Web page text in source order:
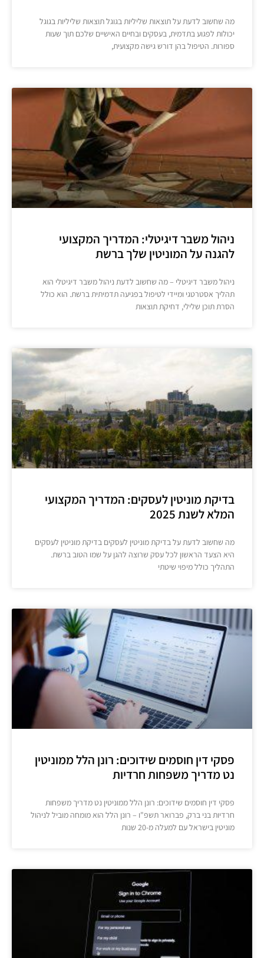
מה שחשוב לדעת על תוצאות שליליות בגוגל תוצאות שליליות בגוגל
יכולות לפגוע בתדמית, בעסקים ובחיים האישיים שלכם תוך שעות
ספורות. הטיפול בהן דורש גישה מקצועית,
ניהול משבר דיגיטלי: המדריך המקצועי
להגנה על המוניטין שלך ברשת
ניהול משבר דיגיטלי – מה שחשוב לדעת ניהול משבר דיגיטלי הוא
תהליך אסטרטגי ומיידי לטיפול בפגיעה תדמיתית ברשת. הוא כולל
הסרת תוכן שלילי, דחיקת תוצאות
בדיקת מוניטין לעסקים: המדריך המקצועי
המלא לשנת 2025
מה שחשוב לדעת על בדיקת מוניטין לעסקים בדיקת מוניטין לעסקים
היא הצעד הראשון לכל עסק שרוצה להגן על שמו הטוב ברשת.
התהליך כולל מיפוי שיטתי
פסקי דין חוסמים שידוכים: רונן הלל ממוניטין
נט מדריך משפחות חרדיות
פסקי דין חוסמים שידוכים: רונן הלל ממוניטין נט מדריך משפחות
חרדיות בני ברק, פברואר תשפ"ו – רונן הלל הוא מומחה מוביל לניהול
מוניטין בישראל עם למעלה מ-20 שנות